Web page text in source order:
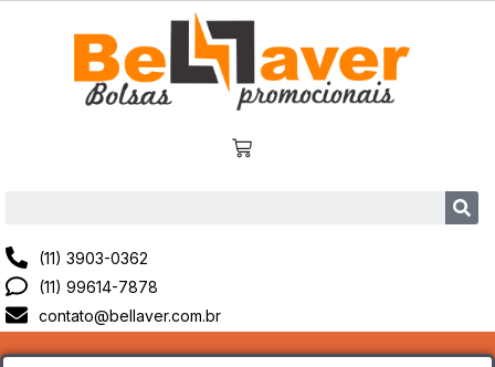
(11) 3903-0362
(11) 99614-7878
contato@bellaver.com.br